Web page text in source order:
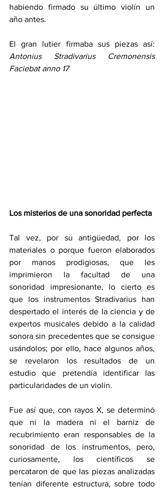
habiendo firmado su último violín un
año antes.
Antonius Stradivarius Cremonensis
Faciebat anno 17
Los misterios de una sonoridad perfecta
Tal vez, por su antigüedad, por los
materiales o porque fueron elaborados
por manos prodigiosas, que les
imprimieron la facultad de una
sonoridad impresionante, lo cierto es
que los instrumentos Stradivarius han
despertado el interés de la ciencia y de
expertos musicales debido a la calidad
sonora sin precedentes que se consigue
usándolos; por ello, hace algunos años,
se revelaron los resultados de un
estudio que pretendía identificar las
particularidades de un violín.
Fue así que, con rayos X, se determinó
que ni la madera ni el barniz de
recubrimiento eran responsables de la
sonoridad de los instrumentos, pero,
curiosamente, los científicos se
percataron de que las piezas analizadas
tenían diferente estructura, sobre todo